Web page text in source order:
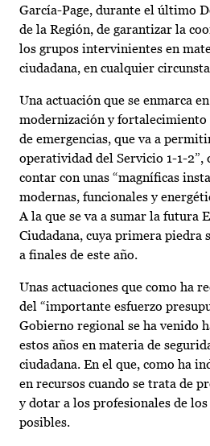
García-Page, durante el último
de la Región, de garantizar la
los grupos intervinientes en
ciudadana, en cualquier
Una actuación que se enmarca
modernización y
de emergencias, que va a
operatividad del Servicio 1-1-2”,
contar con unas “magníficas
modernas, funcionales y
A la que se va a sumar la futura
Ciudadana, cuya primera piedra
a finales de este año.
Unas actuaciones que como ha
del “importante esfuerzo
Gobierno regional se ha venido
estos años en materia de
ciudadana. En el que, como ha
en recursos cuando se trata de
y dotar a los profesionales de
posibles.